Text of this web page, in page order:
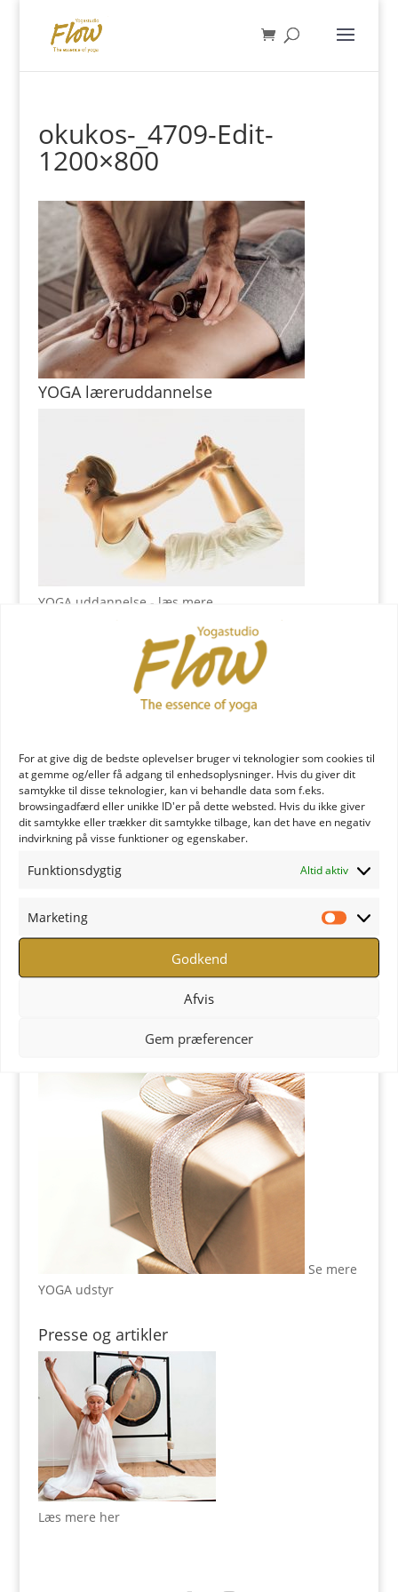
For at give dig de bedste oplevelser bruger vi teknologier som cookies til
at gemme og/eller få adgang til enhedsoplysninger. Hvis du giver dit
samtykke til disse teknologier, kan vi behandle data som f.eks.
browsingadfærd eller unikke ID'er på dette websted. Hvis du ikke giver
dit samtykke eller trækker dit samtykke tilbage, kan det have en negativ
indvirkning på visse funktioner og egenskaber.
Funktionsdygtig Altid aktiv
Marketing
Godkend
Afvis
Gem præferencer
okukos-_4709-Edit-
1200×800
YOGA læreruddannelse
YOGA uddannelse - læs mere
YOGA Retreats
Se mere
YOGA udstyr
Presse og artikler
Læs mere her